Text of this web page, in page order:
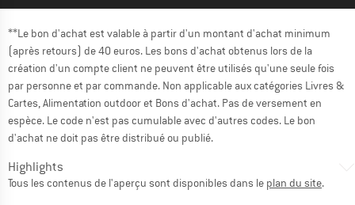
**Le bon d'achat est valable à partir d'un montant d'achat minimum
(après retours) de 40 euros. Les bons d'achat obtenus lors de la
création d'un compte client ne peuvent être utilisés qu'une seule fois
par personne et par commande. Non applicable aux catégories Livres &
Cartes, Alimentation outdoor et Bons d'achat. Pas de versement en
espèce. Le code n'est pas cumulable avec d'autres codes. Le bon
d'achat ne doit pas être distribué ou publié.
Highlights
Tous les contenus de l'aperçu sont disponibles dans le plan du site.